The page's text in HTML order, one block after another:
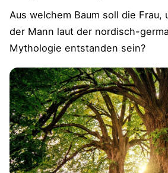
Aus welchem Baum soll die Frau,
der Mann laut der nordisch-
Mythologie entstanden sein?